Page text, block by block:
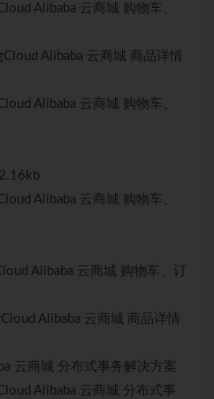
Alibaba 云商城 购物车、
Alibaba 云商城 商品详情
Alibaba 云商城 购物车、
Alibaba 云商城 购物车、
Alibaba 云商城 购物车、订
Alibaba 云商城 商品详情
云商城 分布式事务解决方案
Alibaba 云商城 分布式事